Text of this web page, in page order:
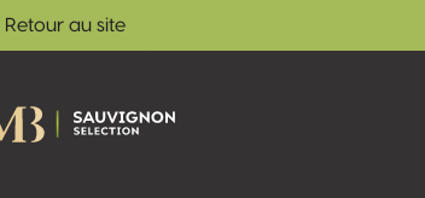
Retour au site